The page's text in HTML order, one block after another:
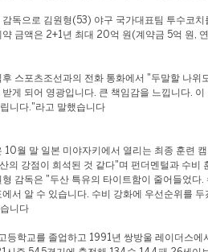
독으로 김원형(53) 야구 국가대표팀 투수코치
약 금액은 2+1년 최대 20억 원(계약금 5억 원,
스포츠조선과의 전화 통화에서 "두말할 나위
게 되어 영광입니다. 큰 책임감을 느낍니다. 이
니다."라고 말했습니다
10월 말 일본 미야자키에서 열리는 최종 훈련
의 강점이 희석된 것 같다"며 펀더멘털과 수비
감독은 "두산 특유의 타이트함이 줄어들었다.
서 알 수 있습니다. 수비 강화에 우선순위를 두
니다
등학교를 졸업하고 1991년 쌍방울 레이더스에